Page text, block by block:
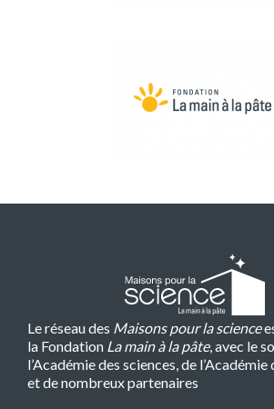
Le réseau des Maisons pour la science
la Fondation La main à la pâte, avec le
l’Académie des sciences, de
et de nombreux partenaires